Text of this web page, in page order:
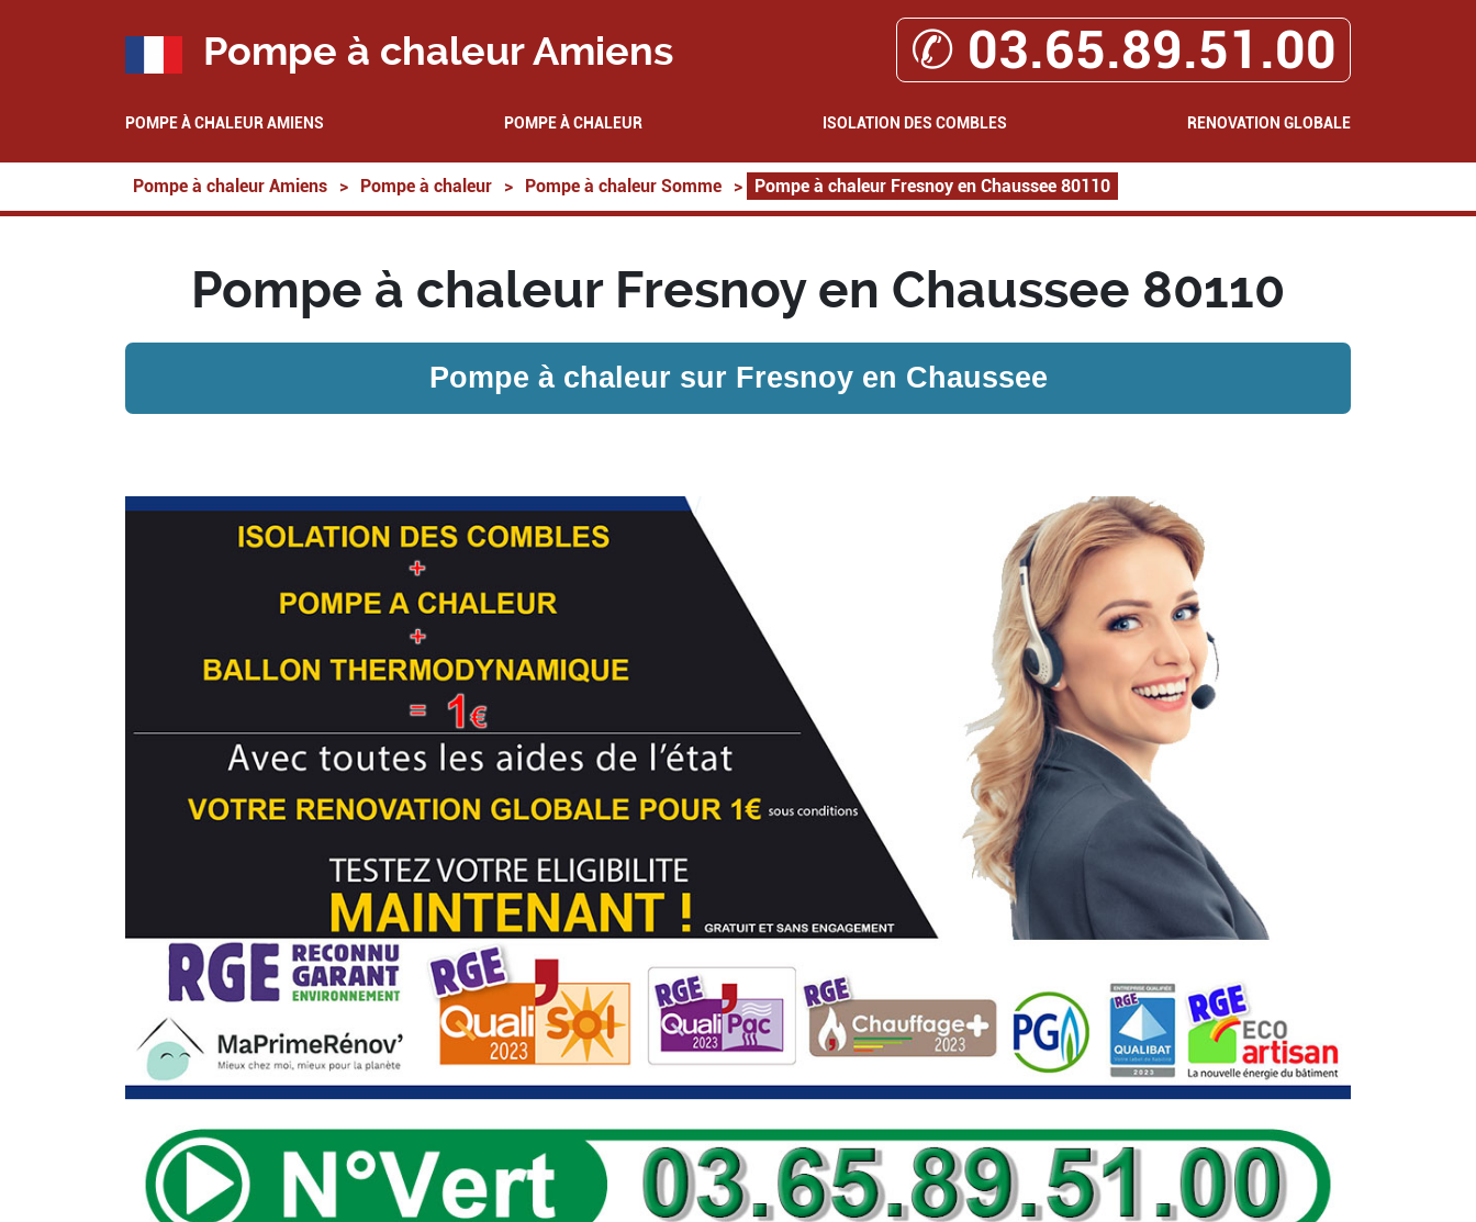
Pompe à chaleur Amiens ✆ 03.65.89.51.00
POMPE À CHALEUR AMIENS POMPE À CHALEUR ISOLATION DES COMBLES RENOVATION GLOBALE
Pompe à chaleur Amiens > Pompe à chaleur > Pompe à chaleur Somme > Pompe à chaleur Fresnoy en Chaussee 80110
Pompe à chaleur Fresnoy en Chaussee 80110
Pompe à chaleur sur Fresnoy en Chaussee